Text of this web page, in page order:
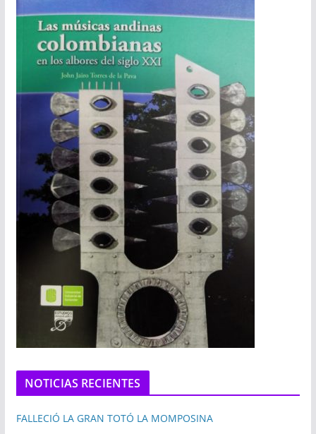
NOTICIAS RECIENTES
FALLECIÓ LA GRAN TOTÓ LA MOMPOSINA